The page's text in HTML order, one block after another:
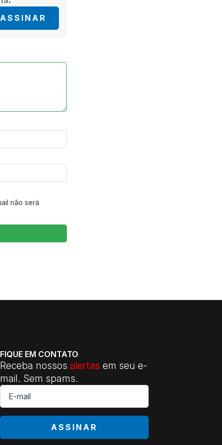
ASSINAR
não será
FIQUE EM CONTATO
Receba nossos alertas em seu e-
mail. Sem spams.
E-
mail
*
ASSINAR